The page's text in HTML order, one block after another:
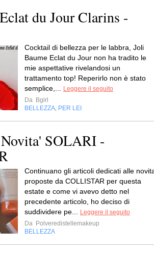
du Jour Clarins -
Cocktail di bellezza per le labbra, Joli
Baume Eclat du Jour non ha tradito le
mie aspettative rivelandosi un
trattamento top! Reperirlo non è stato
semplice,...
Leggere il seguito
Da Bgirl
BELLEZZA PER LEI
SOLARI -
Continuano gli articoli dedicati alle
proposte da COLLISTAR per questa
estate e come vi avevo detto nel
precedente articolo, ho deciso di
suddividere pe...
Leggere il seguito
Da Polveredistellemakeup
BELLEZZA